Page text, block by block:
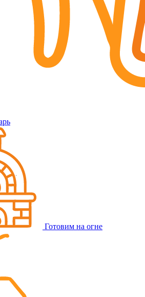
Готовим на огне